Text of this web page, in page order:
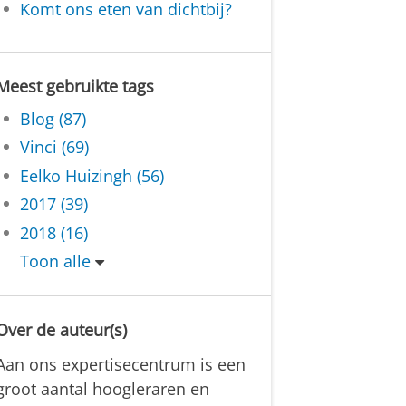
Komt ons eten van dichtbij?
gebruikte tags
Blog (87)
Vinci (69)
Eelko Huizingh (56)
2017 (39)
2018 (16)
Toon alle
de auteur(s)
ons expertisecentrum is een
aantal hoogleraren en